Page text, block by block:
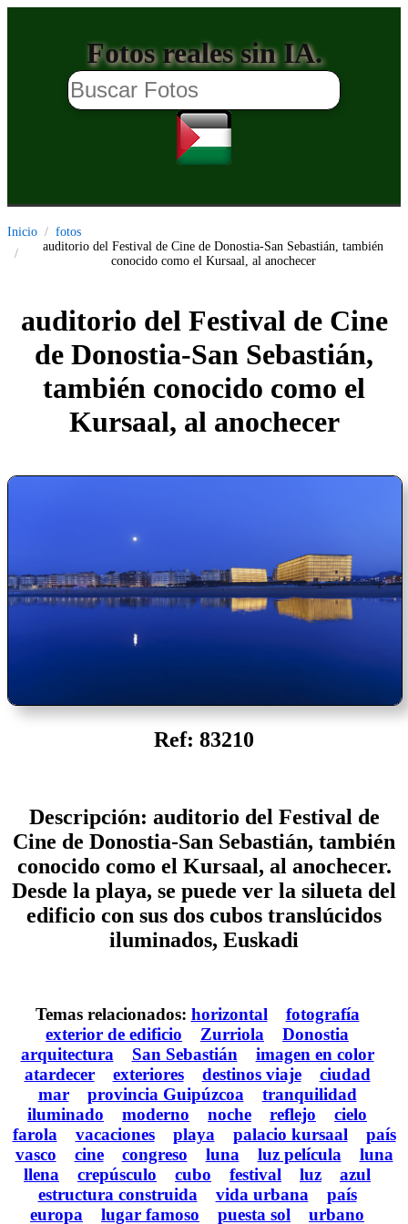
Fotos reales sin IA.
Inicio
fotos
auditorio del Festival de Cine de Donostia-San Sebastián, también
conocido como el Kursaal, al anochecer
auditorio del Festival de Cine
de Donostia-San Sebastián,
también conocido como el
Kursaal, al anochecer
Ref: 83210
Descripción: auditorio del Festival de
Cine de Donostia-San Sebastián, también
conocido como el Kursaal, al anochecer.
Desde la playa, se puede ver la silueta del
edificio con sus dos cubos translúcidos
iluminados, Euskadi
Temas relacionados: horizontal
fotografía
exterior de edificio
Zurriola
Donostia
arquitectura
San Sebastián
imagen en color
atardecer
exteriores destinos viaje
ciudad
mar
provincia Guipúzcoa
tranquilidad
iluminado
moderno noche reflejo
cielo
farola
vacaciones playa palacio kursaal
país
vasco
cine congreso luna luz película
luna
llena
crepúsculo cubo festival luz
azul
estructura construida
vida urbana
país
europa
lugar famoso puesta sol urbano